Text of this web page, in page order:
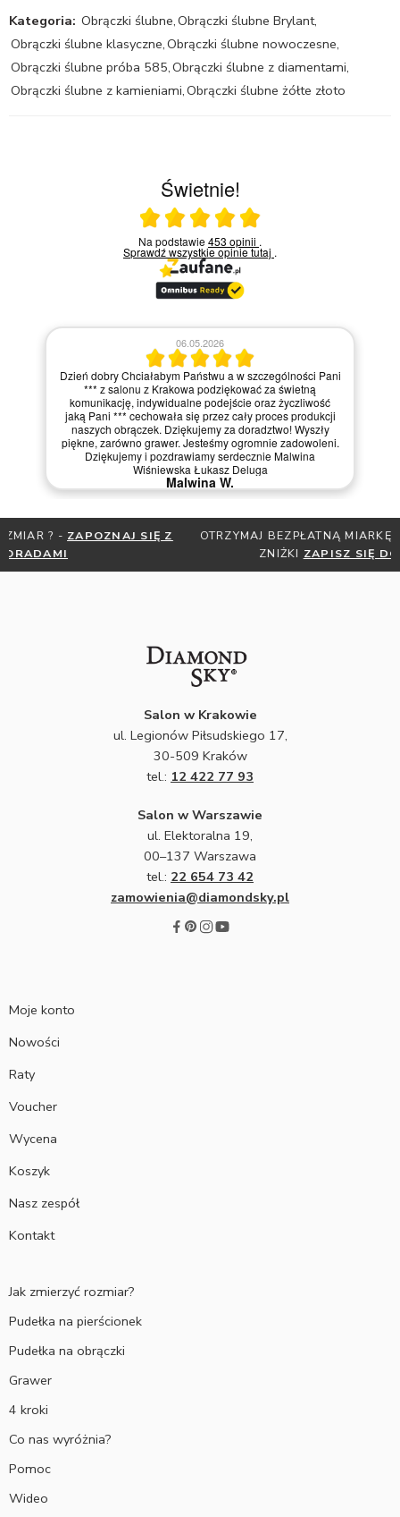
Kategoria: Obrączki ślubne,Obrączki ślubne Brylant,
Obrączki ślubne klasyczne,Obrączki ślubne nowoczesne,
Obrączki ślubne próba 585,Obrączki ślubne z diamentami,
Obrączki ślubne z kamieniami,Obrączki ślubne żółte złoto
Świetnie!
Ocena średnia 5 na 5
Na podstawie453 opinii .
Sprawdź wszystkie opinietutaj .
06.05.2026
Dzień dobry Chciałabym Państwu a w szczególności Pani
*** z salonu z Krakowa podziękować za świetną
komunikację, indywidualne podejście oraz życzliwość
jaką Pani *** cechowała się przez cały proces produkcji
naszych obrączek. Dziękujemy za doradztwo! Wyszły
piękne, zarówno grawer. Jesteśmy ogromnie zadowoleni.
Dziękujemy i pozdrawiamy serdecznie Malwina
Wiśniewska Łukasz Deluga
Malwina W.
OTRZYMAJ BEZPŁATNĄ MIARKĘ JUBILERSKĄ ORAZ DO 30%
ZAPISZ SIĘ DO NEWSLETTERA
Salon w Krakowie
ul. Legionów Piłsudskiego 17,
30-509 Kraków
tel.: 12 422 77 93
Salon w Warszawie
ul. Elektoralna 19,
00–137 Warszawa
tel.: 22 654 73 42
zamowienia@diamondsky.pl
Moje konto
Nowości
Raty
Voucher
Wycena
Koszyk
Nasz zespół
Kontakt
Jak zmierzyć rozmiar?
Pudełka na pierścionek
Pudełka na obrączki
Grawer
4 kroki
Co nas wyróżnia?
Pomoc
Wideo